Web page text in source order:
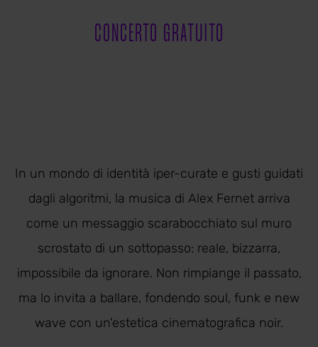
CONCERTO GRATUITO
In un mondo di identità iper-curate e gusti guidati
dagli algoritmi, la musica di Alex Fernet arriva
come un messaggio scarabocchiato sul muro
scrostato di un sottopasso: reale, bizzarra,
impossibile da ignorare. Non rimpiange il passato,
ma lo invita a ballare, fondendo soul, funk e new
wave con un'estetica cinematografica noir.